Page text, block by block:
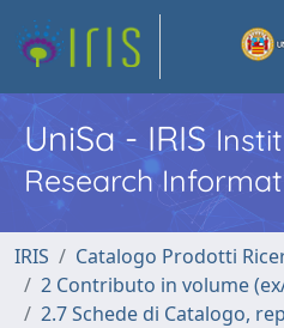
UniSa - IRIS
Research
IRIS
Catalogo Prodotti
2 Contributo in volume
2.7 Schede di Catalogo,